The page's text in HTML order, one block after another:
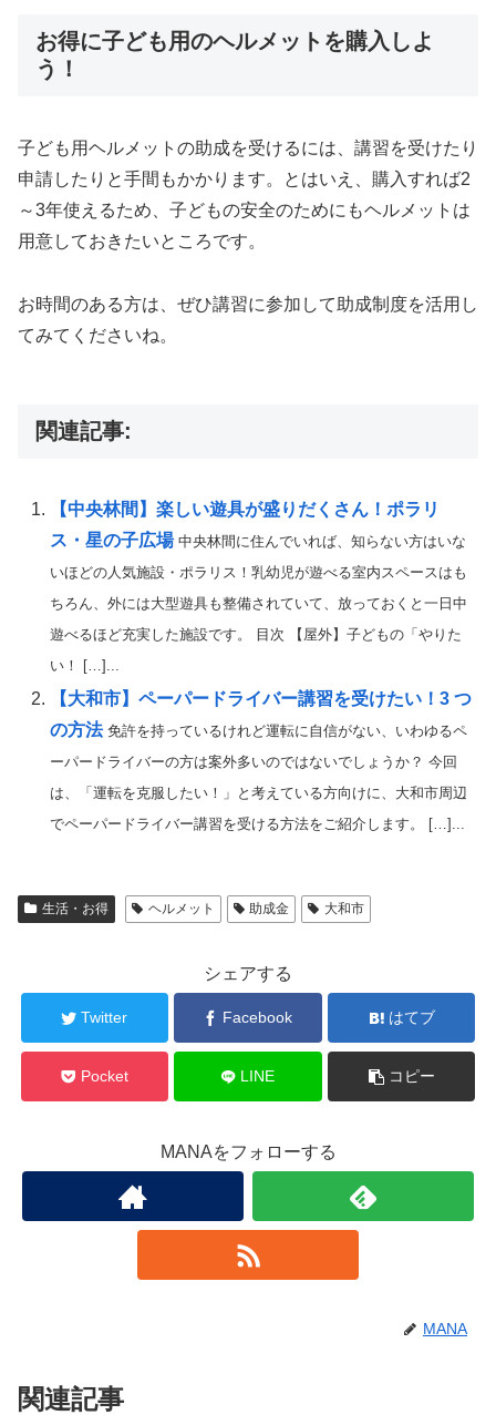
お得に子ども用のヘルメットを購入しよ
う！
子ども用ヘルメットの助成を受けるには、講習を受けたり
申請したりと手間もかかります。とはいえ、購入すれば2
～3年使えるため、子どもの安全のためにもヘルメットは
用意しておきたいところです。
お時間のある方は、ぜひ講習に参加して助成制度を活用し
てみてくださいね。
関連記事:
【中央林間】楽しい遊具が盛りだくさん！ポラリ
ス・星の子広場中央林間に住んでいれば、知らない方はいな
いほどの人気施設・ポラリス！乳幼児が遊べる室内スペースはも
ちろん、外には大型遊具も整備されていて、放っておくと一日中
遊べるほど充実した施設です。 目次 【屋外】子どもの「やりた
い！ […]...
【大和市】ペーパードライバー講習を受けたい！3 つ
の方法免許を持っているけれど運転に自信がない、いわゆるペ
ーパードライバーの方は案外多いのではないでしょうか？ 今回
は、「運転を克服したい！」と考えている方向けに、大和市周辺
でペーパードライバー講習を受ける方法をご紹介します。 […]...
生活・お得 ヘルメット 助成金 大和市
シェアする
Twitter Facebook はてブ
Pocket LINE コピー
MANAをフォローする
MANA
関連記事